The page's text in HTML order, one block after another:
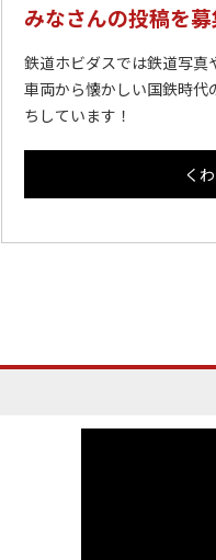
みなさんの投稿を
鉄道ホビダスでは鉄道写真
車両から懐かしい国鉄時
ちしています！
く